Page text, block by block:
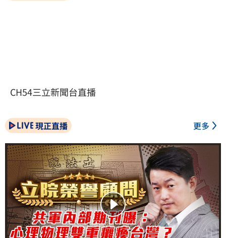
CH54三立新聞台直播
現正直播 更多